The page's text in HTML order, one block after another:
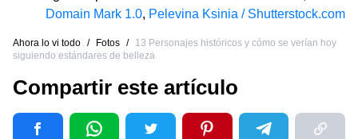
Domain Mark 1.0, Pelevina Ksinia / Shutterstock.com
Ahora lo vi todo / Fotos /
13 Personajes históricos y cómo se verían hoy
siguiendo estándares de belleza
Compartir este artículo